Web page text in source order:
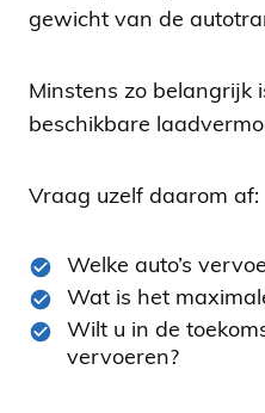
gewicht van de
Minstens zo belangrijk
beschikbare
Vraag uzelf daarom af:
Welke auto’s
Wat is het
Wilt u in de
vervoeren?